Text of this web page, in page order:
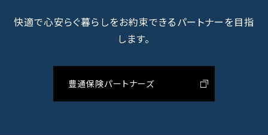
快適で心安らぐ暮らしをお約束できるパートナーを目指
します。
豊通保険パートナーズ